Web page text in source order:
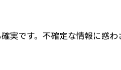
実です。不確定な情報に惑